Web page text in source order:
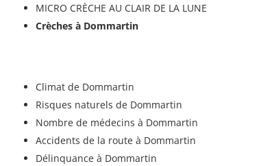
MICRO CRÈCHE AU CLAIR DE LA LUNE
Crèches à Dommartin
Climat de Dommartin
Risques naturels de Dommartin
Nombre de médecins à Dommartin
Accidents de la route à Dommartin
Délinquance à Dommartin